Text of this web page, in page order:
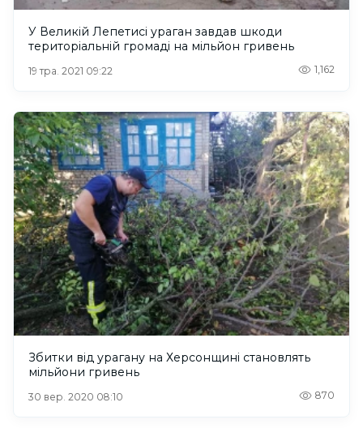
У Великій Лепетисі ураган завдав шкоди
територіальній громаді на мільйон гривень
19 тра. 2021 09:22 1,162
Збитки від урагану на Херсонщині становлять
мільйони гривень
30 вер. 2020 08:10 870